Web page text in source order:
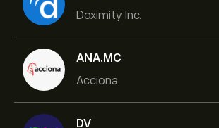
Doximity Inc.
ANA.MC
Acciona
DV